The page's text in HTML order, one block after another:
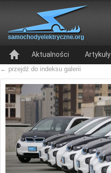
Aktualności Artykuły
← przejdź do indeksu galerii